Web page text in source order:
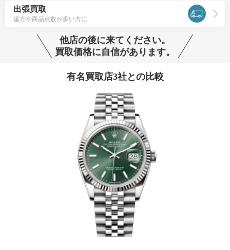
出張買取
遠方や商品点数が多い方に
他店の後に来てください。
買取価格に自信があります。
有名買取店3社との比較